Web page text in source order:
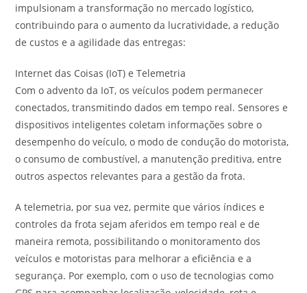
impulsionam a transformação no mercado logístico,
contribuindo para o aumento da lucratividade, a redução
de custos e a agilidade das entregas:
Internet das Coisas (IoT) e Telemetria
Com o advento da IoT, os veículos podem permanecer
conectados, transmitindo dados em tempo real. Sensores e
dispositivos inteligentes coletam informações sobre o
desempenho do veículo, o modo de condução do motorista,
o consumo de combustível, a manutenção preditiva, entre
outros aspectos relevantes para a gestão da frota.
A telemetria, por sua vez, permite que vários índices e
controles da frota sejam aferidos em tempo real e de
maneira remota, possibilitando o monitoramento dos
veículos e motoristas para melhorar a eficiência e a
segurança. Por exemplo, com o uso de tecnologias como